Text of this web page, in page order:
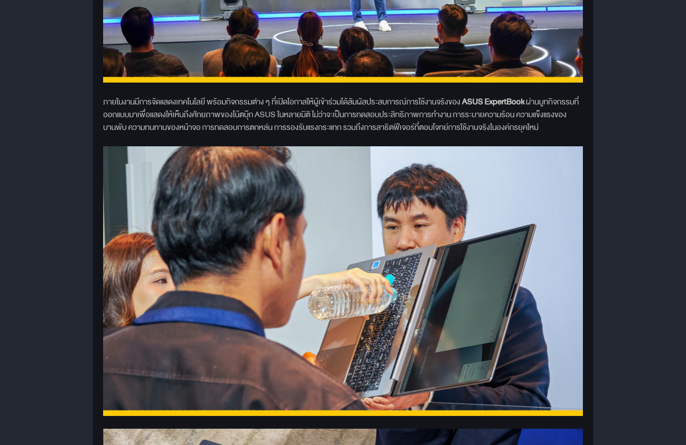
ภายในงานมีการจัดแสดงเทคโนโลยี พร้อมกิจกรรมต่าง ๆ ที่เปิดโอกาสให้ผู้เข้าร่วมได้สัมผัสประสบการณ์การใช้งานจริงของASUS ExpertBookผ่านบูทกิจกรรมที่
ออกแบบมาเพื่อแสดงให้เห็นถึงศักยภาพของโน้ตบุ๊ก ASUS ในหลายมิติ ไม่ว่าจะเป็นการทดสอบประสิทธิภาพการทำงาน การระบายความร้อน ความแข็งแรงของ
บานพับ ความทนทานของหน้าจอ การทดสอบการตกหล่น การรองรับแรงกระแทก รวมถึงการสาธิตฟีเจอร์ที่ตอบโจทย์การใช้งานจริงในองค์กรยุคใหม่